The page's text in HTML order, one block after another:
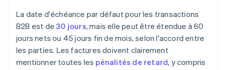
La date d'échéance par défaut pour les transactions
B2B est de30 jours, mais elle peut être étendue à 60
jours nets ou 45 jours fin de mois, selon l'accord entre
les parties. Les factures doivent clairement
mentionner toutes les pénalités de retard, y compris